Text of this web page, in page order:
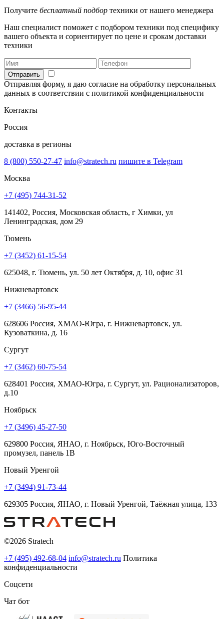
Получите бесплатный подбор техники от нашего менеджера
Наш специалист поможет с подбором техники под специфику
вашего объекта и сориентирует по цене и срокам доставки
техники
Отправить
Отправляя форму, я даю согласие на обработку персональных
данных в соответствии с политикой конфиденциальности
Контакты
Россия
доставка в регионы
8 (800) 550-27-47 info@stratech.ru пишите в Telegram
Москва
+7 (495) 744-31-52
141402, Россия, Московская область, г Химки, ул
Ленинградская, дом 29
Тюмень
+7 (3452) 61-15-54
625048, г. Тюмень, ул. 50 лет Октября, д. 10, офис 31
Нижневартовск
+7 (3466) 56-95-44
628606 Россия, ХМАО-Югра, г. Нижневартовск, ул.
Кузоваткина, д. 16
Сургут
+7 (3462) 60-75-54
628401 Россия, ХМАО-Югра, г. Сургут, ул. Рационализаторов,
д.10
Ноябрьск
+7 (3496) 45-27-50
629800 Россия, ЯНАО, г. Ноябрьск, Юго-Восточный
промузел, панель 1В
Новый Уренгой
+7 (3494) 91-73-44
629305 Россия, ЯНАО, г. Новый Уренгой, Таёжная улица, 133
©2026 Stratech
+7 (495) 492-68-04 info@stratech.ru Политика
конфиденциальности
Соцсети
Чат бот